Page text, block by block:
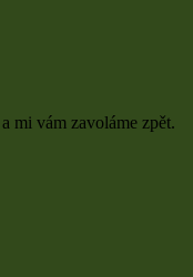
mi vám zavoláme zpět.